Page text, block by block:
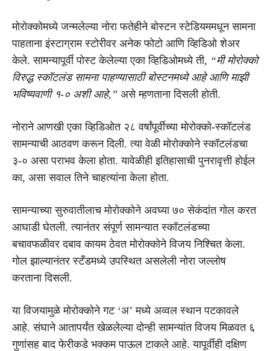
मोरोक्कोमध्ये जन्मलेल्या नोरा फतेहीने बोस्टन स्टेडियममधून सामना
पाहताना इंस्टाग्राम स्टोरीवर अनेक फोटो आणि व्हिडिओ शेअर
केले. सामन्यापूर्वी पोस्ट केलेल्या एका व्हिडिओमध्ये ती, “मी मोरोक्को
विरुद्ध स्कॉटलंड सामना पाहण्यासाठी बोस्टनमध्ये आहे आणि माझी
भविष्यवाणी १-० अशी आहे,” असे म्हणताना दिसली होती.
नोराने आणखी एका व्हिडिओत २८ वर्षांपूर्वीच्या मोरोक्को-स्कॉटलंड
सामन्याची आठवण करून दिली. त्या वेळी मोरोक्कोने स्कॉटलंडचा
३-० असा पराभव केला होता. यावेळीही इतिहासाची पुनरावृत्ती होईल
का, असा सवाल तिने चाहत्यांना केला होता.
सामन्याच्या सुरुवातीलाच मोरोक्कोने अवघ्या ७० सेकंदांत गोल करत
आघाडी घेतली. त्यानंतर संपूर्ण सामन्यात स्कॉटलंडच्या
बचावफळीवर दबाव कायम ठेवत मोरोक्कोने विजय निश्चित केला.
गोल झाल्यानंतर स्टँडमध्ये उपस्थित असलेली नोरा जल्लोष
करताना दिसली.
या विजयामुळे मोरोक्कोने गट ‘अ’ मध्ये अव्वल स्थान पटकावले
आहे. संघाने आतापर्यंत खेळलेल्या दोन्ही सामन्यांत विजय मिळवत ६
गुणांसह बाद फेरीकडे भक्कम पाऊल टाकले आहे. यापूर्वीही दक्षिण